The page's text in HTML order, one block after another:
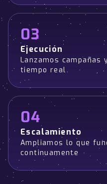
03
Ejecución
Lanzamos campañas
tiempo real
04
Escalamiento
Ampliamos lo que
continuamente